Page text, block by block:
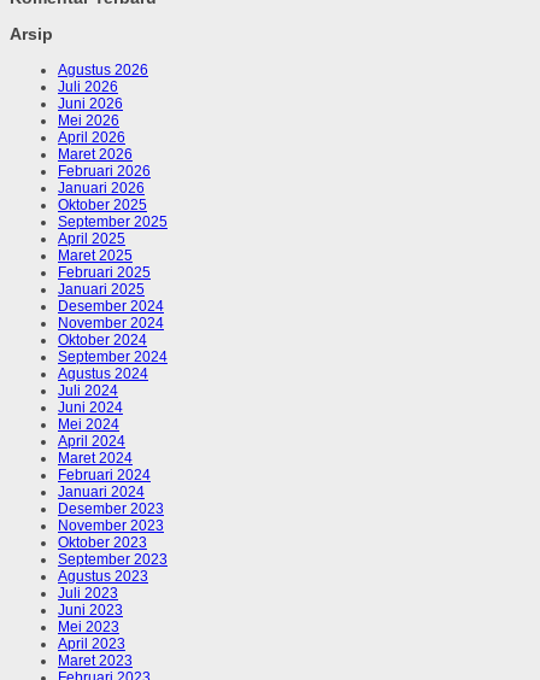
Arsip
Agustus 2026
Juli 2026
Juni 2026
Mei 2026
April 2026
Maret 2026
Februari 2026
Januari 2026
Oktober 2025
September 2025
April 2025
Maret 2025
Februari 2025
Januari 2025
Desember 2024
November 2024
Oktober 2024
September 2024
Agustus 2024
Juli 2024
Juni 2024
Mei 2024
April 2024
Maret 2024
Februari 2024
Januari 2024
Desember 2023
November 2023
Oktober 2023
September 2023
Agustus 2023
Juli 2023
Juni 2023
Mei 2023
April 2023
Maret 2023